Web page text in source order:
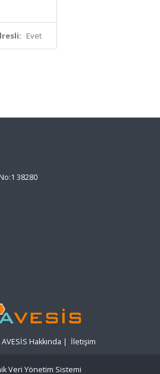
Evet
38280
AVESİS Hakkında | İletişim
Veri Yönetim Sistemi